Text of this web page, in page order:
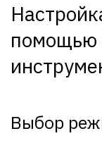
помощью
Выбор